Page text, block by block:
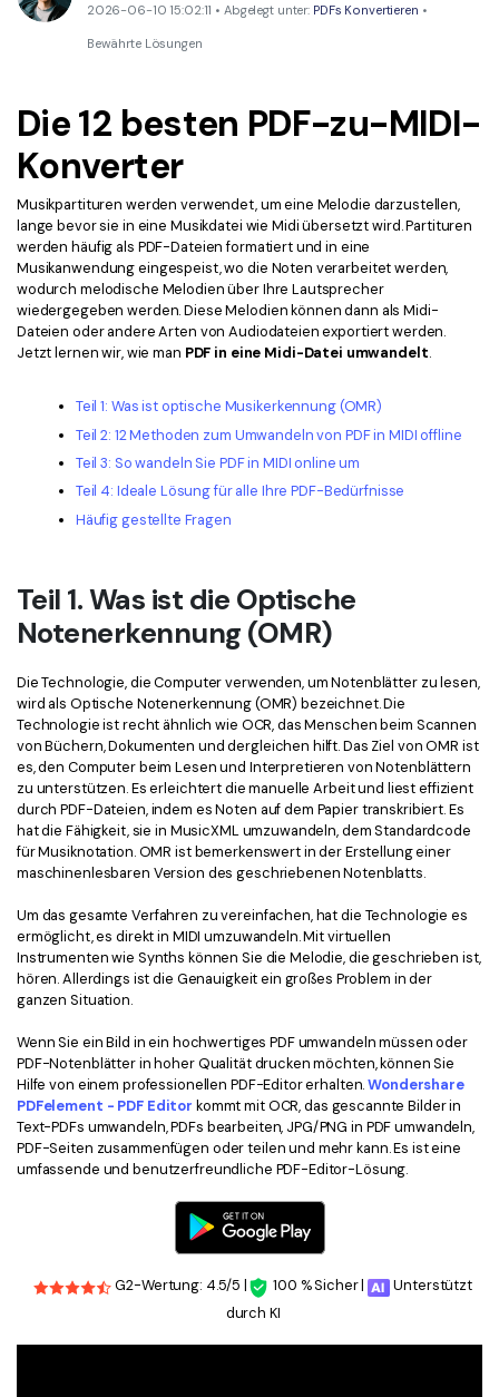
PDF OCR
PDF-Daten extrahieren
eSign PDFs rechtmäßig
Bildung
IT-Dienstleistung
Rechtliches
Gesundheitswesen
Finanzen
Regierung
Veröffentlichung
Freiberufler
Alle PDF-Funktionen
Kontakt zum Support
Was ist NEU
PDFelement für Windows
PDFelement für Mac
PDFelement für iOS
PDFelement für Android
Mehr erfahren
Bewertungen
Kostenlose PDF-Vorlagen
PDF-Wissen
PDF-bezogene Informationen, die Sie benötigen.
Laden Sie die leistungsstärksten und einfachsten PDF-Tools
2026-06-10 15:02:11 • Abgelegt unter: PDFs Konvertieren •
Bewährte Lösungen
Die 12 besten PDF-zu-MIDI-
Konverter
Musikpartituren werden verwendet, um eine Melodie darzustellen,
lange bevor sie in eine Musikdatei wie Midi übersetzt wird. Partituren
werden häufig als PDF-Dateien formatiert und in eine
Musikanwendung eingespeist, wo die Noten verarbeitet werden,
wodurch melodische Melodien über Ihre Lautsprecher
wiedergegeben werden. Diese Melodien können dann als Midi-
Dateien oder andere Arten von Audiodateien exportiert werden.
Jetzt lernen wir, wie man PDF in eine Midi-Datei umwandelt.
Teil 1: Was ist optische Musikerkennung (OMR)
Teil 2: 12 Methoden zum Umwandeln von PDF in MIDI offline
Teil 3: So wandeln Sie PDF in MIDI online um
Teil 4: Ideale Lösung für alle Ihre PDF-Bedürfnisse
Häufig gestellte Fragen
Teil 1. Was ist die Optische
Notenerkennung (OMR)
Die Technologie, die Computer verwenden, um Notenblätter zu lesen,
wird als Optische Notenerkennung (OMR) bezeichnet. Die
Technologie ist recht ähnlich wie OCR, das Menschen beim Scannen
von Büchern, Dokumenten und dergleichen hilft. Das Ziel von OMR ist
es, den Computer beim Lesen und Interpretieren von Notenblättern
zu unterstützen. Es erleichtert die manuelle Arbeit und liest effizient
durch PDF-Dateien, indem es Noten auf dem Papier transkribiert. Es
hat die Fähigkeit, sie in MusicXML umzuwandeln, dem Standardcode
für Musiknotation. OMR ist bemerkenswert in der Erstellung einer
maschinenlesbaren Version des geschriebenen Notenblatts.
Um das gesamte Verfahren zu vereinfachen, hat die Technologie es
ermöglicht, es direkt in MIDI umzuwandeln. Mit virtuellen
Instrumenten wie Synths können Sie die Melodie, die geschrieben ist,
hören. Allerdings ist die Genauigkeit ein großes Problem in der
ganzen Situation.
Wenn Sie ein Bild in ein hochwertiges PDF umwandeln müssen oder
PDF-Notenblätter in hoher Qualität drucken möchten, können Sie
Hilfe von einem professionellen PDF-Editor erhalten.Wondershare
PDFelement - PDF Editor kommt mit OCR, das gescannte Bilder in
Text-PDFs umwandeln, PDFs bearbeiten, JPG/PNG in PDF umwandeln,
PDF-Seiten zusammenfügen oder teilen und mehr kann. Es ist eine
umfassende und benutzerfreundliche PDF-Editor-Lösung.
G2-Wertung: 4.5/5 | 100 % Sicher |
Unterstützt
durch KI